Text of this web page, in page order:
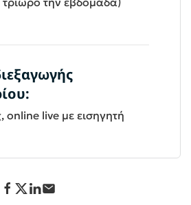
online live με εισηγητή